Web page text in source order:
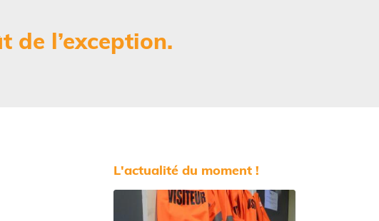
de l’exception.
L'actualité du moment !